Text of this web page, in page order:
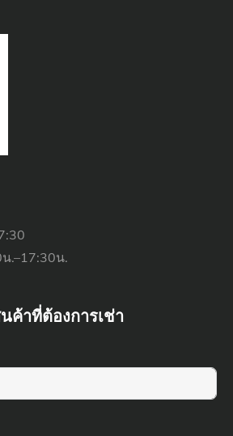
น.–17:30น.
าที่ต้องการเช่า